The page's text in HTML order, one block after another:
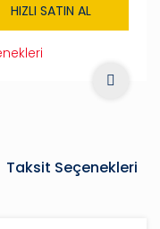
HIZLI SATIN AL
Taksit Seçenekleri